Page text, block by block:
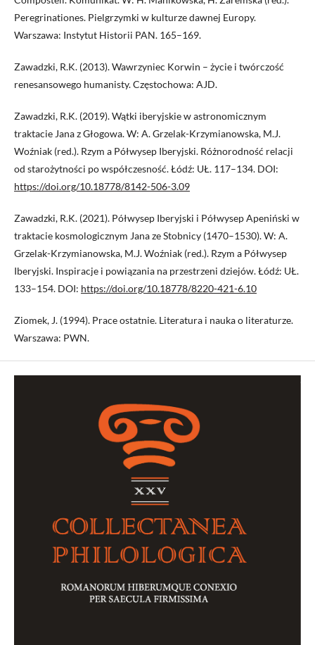
Peregrinationes. Pielgrzymki w kulturze dawnej Europy.
Warszawa: Instytut Historii PAN. 165–169.
Zawadzki, R.K. (2013). Wawrzyniec Korwin – życie i twórczość
renesansowego humanisty. Częstochowa: AJD.
Zawadzki, R.K. (2019). Wątki iberyjskie w astronomicznym
traktacie Jana z Głogowa. W: A. Grzelak-Krzymianowska, M.J.
Woźniak (red.). Rzym a Półwysep Iberyjski. Różnorodność relacji
od starożytności po współczesność. Łódź: UŁ. 117–134. DOI:
https://doi.org/10.18778/8142-506-3.09
Zawadzki, R.K. (2021). Półwysep Iberyjski i Półwysep Apeniński w
traktacie kosmologicznym Jana ze Stobnicy (1470–1530). W: A.
Grzelak-Krzymianowska, M.J. Woźniak (red.). Rzym a Półwysep
Iberyjski. Inspiracje i powiązania na przestrzeni dziejów. Łódź: UŁ.
133–154. DOI: https://doi.org/10.18778/8220-421-6.10
Ziomek, J. (1994). Prace ostatnie. Literatura i nauka o literaturze.
Warszawa: PWN.